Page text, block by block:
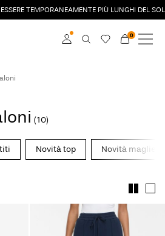
TEMPORANEAMENTE PIÙ LUNGHI DEL
Club
0
(10)
Novità top Novità